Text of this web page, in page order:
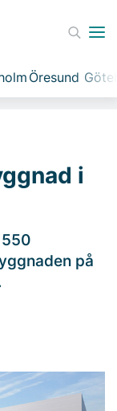
Öresund
i
på